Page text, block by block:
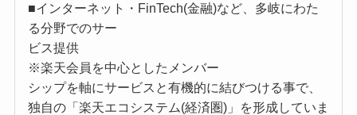
■インターネット・FinTech(金融)など、多岐にわた
る分野でのサー
ビス提供
※楽天会員を中心としたメンバー
シップを軸にサービスと有機的に結びつける事で、
独自の「楽天エコシステム(経済圏)」を形成していま